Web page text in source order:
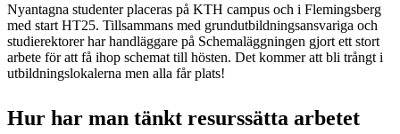
Nyantagna studenter placeras på KTH campus och i Flemingsberg
med start HT25. Tillsammans med grundutbildningsansvariga och
studierektorer har handläggare på Schemaläggningen gjort ett stort
arbete för att få ihop schemat till hösten. Det kommer att bli trångt i
utbildningslokalerna men alla får plats!
Hur har man tänkt resurssätta arbetet